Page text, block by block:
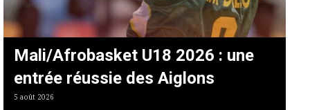
Mali/Afrobasket U18 2026 : une
entrée réussie des Aiglons
5 août 2026